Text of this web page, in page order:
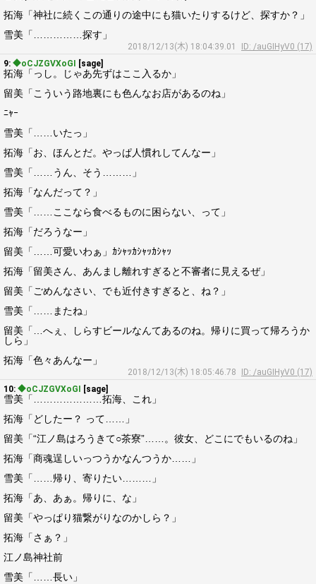
拓海「神社に続くこの通りの途中にも猫いたりするけど、探すか？」
雪美「……………探す」
2018/12/13(木) 18:04:39.01
ID: /auGIHyV0 (17)
9: ◆oCJZGVXoGI [sage]
拓海「っし。じゃあ先ずはここ入るか」
留美「こういう路地裏にも色んなお店があるのね」
ﾆｬｰ
雪美「……いたっ」
拓海「お、ほんとだ。やっぱ人慣れしてんなー」
雪美「……うん、そう………」
拓海「なんだって？」
雪美「……ここなら食べるものに困らない、って」
拓海「だろうなー」
留美「……可愛いわぁ」ｶｼｬｯｶｼｬｯｶｼｬｯ
拓海「留美さん、あんまし離れすぎると不審者に見えるぜ」
留美「ごめんなさい、でも近付きすぎると、ね？」
雪美「……またね」
留美「…へぇ、しらすビールなんてあるのね。帰りに買って帰ろうか
しら」
拓海「色々あんなー」
2018/12/13(木) 18:05:46.78
ID: /auGIHyV0 (17)
10: ◆oCJZGVXoGI [sage]
雪美「…………………拓海、これ」
拓海「どしたー？ って……」
留美「“江ノ島はろうきて○茶寮”……。彼女、どこにでもいるのね」
拓海「商魂逞しいっつうかなんつうか……」
雪美「……帰り、寄りたい………」
拓海「あ、あぁ。帰りに、な」
留美「やっぱり猫繋がりなのかしら？」
拓海「さぁ？」
江ノ島神社前
雪美「……長い」